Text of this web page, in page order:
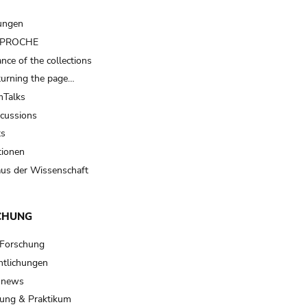
of the collections
the page…
der Wissenschaft
& Praktikum